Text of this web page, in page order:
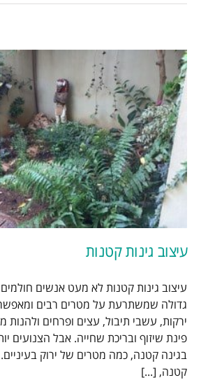
עיצוב גינות קטנות
עיצוב גינות קטנות לא מעט אנשים
גדולה שמשתרעת על מטרים רבים
ירקות, עשבי תיבול, עצים ופרחים ולהנות
פינת שיזוף ובריכת שחייה. אבל הצנועים
בגינה קטנה, כמה מטרים של ירוק
קטנה, [...]